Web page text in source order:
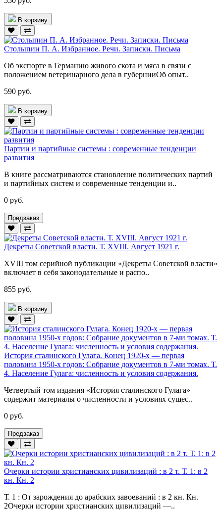
В корзину
Столыпин П. А. Избранное. Речи. Записки. Письма
Об экспорте в Германию живого скота и мяса в связи с
положением ветеринарного дела в губернииОб опыт..
590 руб.
В корзину
Партии и партийные системы : современные тенденции
развития
В книге рассматриваются становление политических партий
и партийных систем и современные тенденции и..
0 руб.
Предзаказ
Декреты Советской власти. Т. XVIII. Август 1921 г.
XVIII том серийной публикации «Декреты Советской власти»
включает в себя законодательные и распо..
855 руб.
В корзину
История сталинского Гулага. Конец 1920-х — первая
половина 1950-х годов: Собрание документов в 7-ми томах. Т.
4. Население Гулага: численность и условия содержания.
Четвертый том издания «История сталинского Гулага»
содержит материалы о численности и условиях сущес..
0 руб.
Предзаказ
Очерки истории христианских цивилизаций : в 2 т. Т. 1: в 2
кн. Кн. 2
Т. 1 : От зарождения до арабских завоеваний : в 2 кн. Кн.
2Очерки истории христианских цивилизаций —..